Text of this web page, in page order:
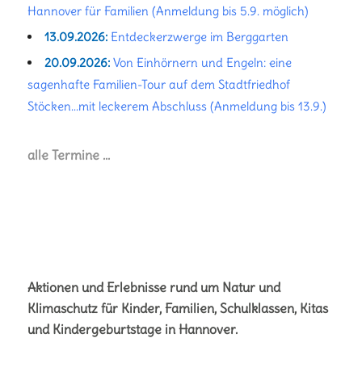
Hannover für Familien (Anmeldung bis 5.9. möglich)
13.09.2026: Entdeckerzwerge im Berggarten
20.09.2026: Von Einhörnern und Engeln: eine
sagenhafte Familien-Tour auf dem Stadtfriedhof
Stöcken...mit leckerem Abschluss (Anmeldung bis 13.9.)
alle Termine …
Aktionen und Erlebnisse rund um Natur und
Klimaschutz für Kinder, Familien, Schulklassen, Kitas
und Kindergeburtstage in Hannover.